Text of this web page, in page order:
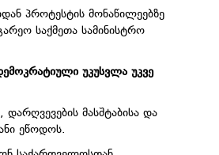
პროტესტის მონაწილეებზე
საქმეთა სამინისტრო
უკუსვლა უკვე
მასშტაბისა და
ეწოდოს.